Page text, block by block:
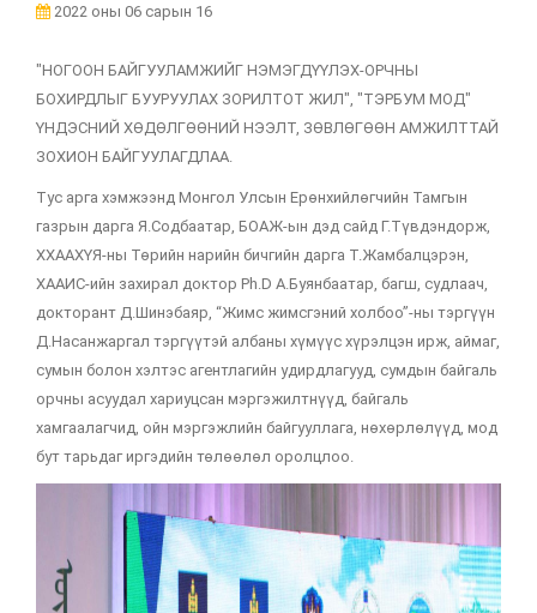
2022 оны 06 сарын 16
"НОГООН БАЙГУУЛАМЖИЙГ НЭМЭГДҮҮЛЭХ-ОРЧНЫ
БОХИРДЛЫГ БУУРУУЛАХ ЗОРИЛТОТ ЖИЛ", "ТЭРБУМ МОД"
ҮНДЭСНИЙ ХӨДӨЛГӨӨНИЙ НЭЭЛТ, ЗӨВЛӨГӨӨН АМЖИЛТТАЙ
ЗОХИОН БАЙГУУЛАГДЛАА.
Тус арга хэмжээнд Монгол Улсын Ерөнхийлөгчийн Тамгын
газрын дарга Я.Содбаатар, БОАЖ-ын дэд сайд Г.Түвдэндорж,
ХХААХҮЯ-ны Төрийн нарийн бичгийн дарга Т.Жамбалцэрэн,
ХААИС-ийн захирал доктор Ph.D А.Буянбаатар, багш, судлаач,
докторант Д.Шинэбаяр, “Жимс жимсгэний холбоо”-ны тэргүүн
Д.Насанжаргал тэргүүтэй албаны хүмүүс хүрэлцэн ирж, аймаг,
сумын болон хэлтэс агентлагийн удирдлагууд, сумдын байгаль
орчны асуудал хариуцсан мэргэжилтнүүд, байгаль
хамгаалагчид, ойн мэргэжлийн байгууллага, нөхөрлөлүүд, мод
бут тарьдаг иргэдийн төлөөлөл оролцлоо.